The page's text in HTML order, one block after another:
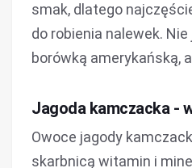
smak, dlatego
do robienia nalewek.
borówką amerykańską,
Jagoda kamczacka -
Owoce jagody
skarbnicą witamin i